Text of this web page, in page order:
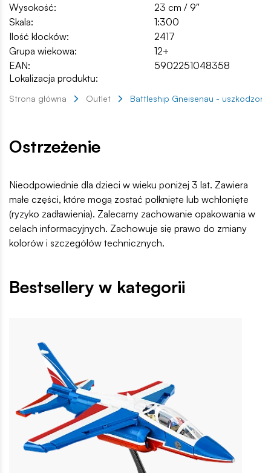
Wysokość:
23 cm / 9″
Skala:
1:300
Ilość klocków:
2417
Grupa wiekowa:
12+
EAN:
5902251048358
Lokalizacja produktu:
Strona główna Outlet Battleship Gneisenau -
Ostrzeżenie
Nieodpowiednie dla dzieci w wieku poniżej 3 lat. Zawiera
małe części, które mogą zostać połknięte lub wchłonięte
(ryzyko zadławienia). Zalecamy zachowanie opakowania w
celach informacyjnych. Zachowuje się prawo do zmiany
kolorów i szczegółów technicznych.
Bestsellery w kategorii